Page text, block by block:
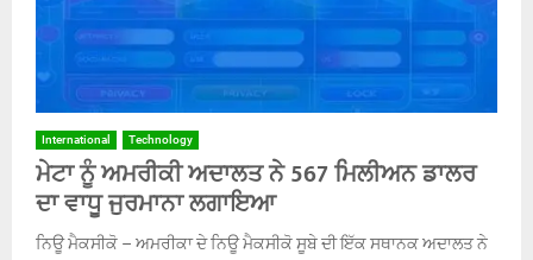
International Technology
ਮੇਟਾ ਨੂੰ ਅਮਰੀਕੀ ਅਦਾਲਤ ਨੇ 567 ਮਿਲੀਅਨ ਡਾਲਰ
ਦਾ ਵਾਧੂ ਜੁਰਮਾਨਾ ਲਗਾਇਆ
ਨਿਊ ਮੈਕਸੀਕੋ – ਅਮਰੀਕਾ ਦੇ ਨਿਊ ਮੈਕਸੀਕੋ ਸੂਬੇ ਦੀ ਇੱਕ ਸਥਾਨਕ ਅਦਾਲਤ ਨੇ